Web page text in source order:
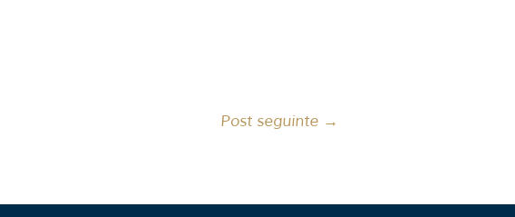
Post seguinte →